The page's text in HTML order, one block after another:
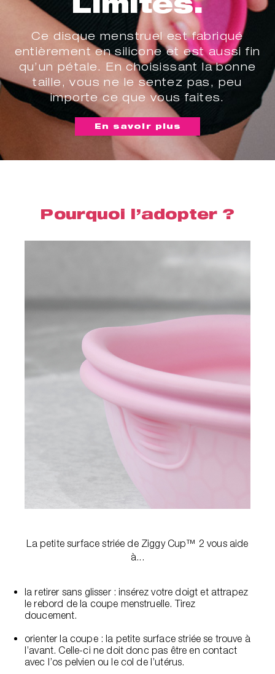
Ce disque menstruel est fabriqué
entièrement en silicone et est aussi fin
qu’un pétale. En choisissant la bonne
taille, vous ne le sentez pas, peu
importe ce que vous faites.
En savoir plus
Pourquoi l’adopter ?
La petite surface striée de Ziggy Cup™ 2 vous aide
à...
la retirer sans glisser : insérez votre doigt et attrapez
le rebord de la coupe menstruelle. Tirez
doucement.
orienter la coupe : la petite surface striée se trouve à
l’avant. Celle-ci ne doit donc pas être en contact
avec l’os pelvien ou le col de l’utérus.